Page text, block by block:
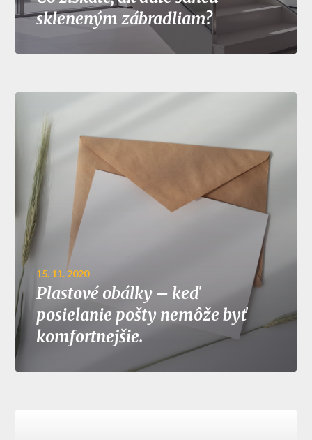
skleneným zábradliam?
15. 11. 2020
Plastové obálky – keď
posielanie pošty nemôže byť
komfortnejšie.